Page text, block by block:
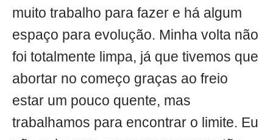
muito trabalho para fazer e há algum
espaço para evolução. Minha volta não
foi totalmente limpa, já que tivemos que
abortar no começo graças ao freio
estar um pouco quente, mas
trabalhamos para encontrar o limite. Eu